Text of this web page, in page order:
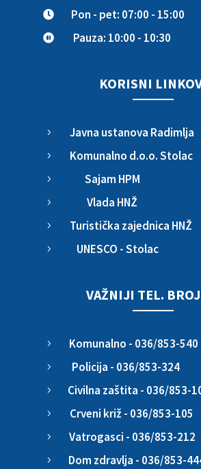
 Pon - pet: 07:00 - 15:00
 Pauza: 10:00 - 10:30
KORISNI
5 Javna ustanova Radimlja
5 Komunalno d.o.o. Stolac
5 Sajam HPM
5 Vlada HNŽ
5 Turistička zajednica HNŽ
5 UNESCO - Stolac
VAŽNIJI TEL.
5 Komunalno - 036/853-540
5 Policija - 036/853-324
5 Civilna zaštita - 036/853-
5 Crveni križ - 036/853-105
5 Vatrogasci - 036/853-212
5 Dom zdravlja - 036/853-